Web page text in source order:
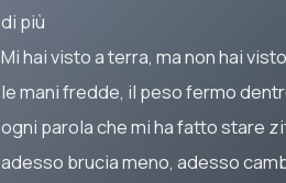
di più
Mi hai visto a terra, ma non hai
le mani fredde, il peso fermo
ogni parola che mi ha fatto stare
adesso brucia meno, adesso